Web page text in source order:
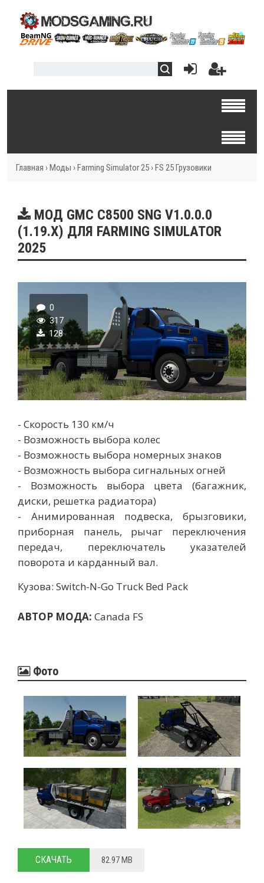
Главная › Моды › Farming Simulator 25 › FS 25 Грузовики
МОД GMC C8500 SNG V1.0.0.0
(1.19.X) ДЛЯ FARMING SIMULATOR
2025
0
317
128
- Скорость 130 км/ч
- Возможность выбора колес
- Возможность выбора номерных знаков
- Возможность выбора сигнальных огней
- Возможность выбора цвета (багажник,
диски, решетка радиатора)
- Анимированная подвеска, брызговики,
приборная панель, рычаг переключения
передач, переключатель указателей
поворота и карданный вал.
Кузова: Switch-N-Go Truck Bed Pack
АВТОР МОДА: Canada FS
Фото
СКАЧАТЬ 82.97 MB